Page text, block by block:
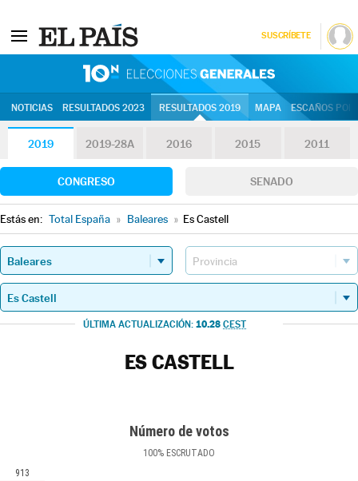
SUSCRÍBETE
NOTICIAS RESULTADOS 2023 RESULTADOS 2019 MAPA ESCAÑOS
2019 2019-28A 2016 2015 2011
CONGRESO SENADO
Estás en: Total España » Baleares » Es Castell
ÚLTIMA ACTUALIZACIÓN: 10.28 CEST
ES CASTELL
Número de votos
100% ESCRUTADO
913